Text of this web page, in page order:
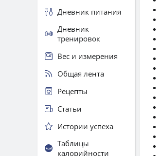
Дневник питания
Дневник
тренировок
Вес и измерения
Общая лента
Рецепты
Статьи
Истории успеха
Таблицы
калорийности